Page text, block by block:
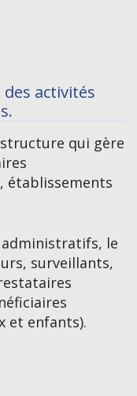
activités
qui gère
établissements
le
surveillants,
et enfants).